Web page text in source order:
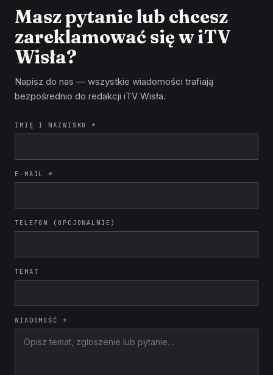
Masz pytanie lub chcesz
zareklamować się w iTV
Wisła?
Napisz do nas — wszystkie wiadomości trafiają
bezpośrednio do redakcji iTV Wisła.
IMIĘ I NAZWISKO *
E-MAIL *
TELEFON (OPCJONALNIE)
TEMAT
WIADOMOŚĆ *